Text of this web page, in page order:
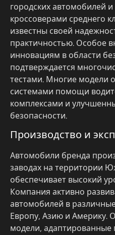
городских автомобилей и
кроссоверами среднего
известны своей
практичностью. Особое
инновациям в области
подтверждается
тестами. Многие
системами помощи
комплексами и
безопасности.
Производство и
Автомобили бренда
заводах на территории
обеспечивает высокий
Компания активно
автомобилей в
Европу, Азию и Америку.
модели, адаптированные